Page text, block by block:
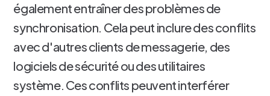
également entraîner des problèmes de
synchronisation. Cela peut inclure des conflits
avec d'autres clients de messagerie, des
logiciels de sécurité ou des utilitaires
système. Ces conflits peuvent interférer